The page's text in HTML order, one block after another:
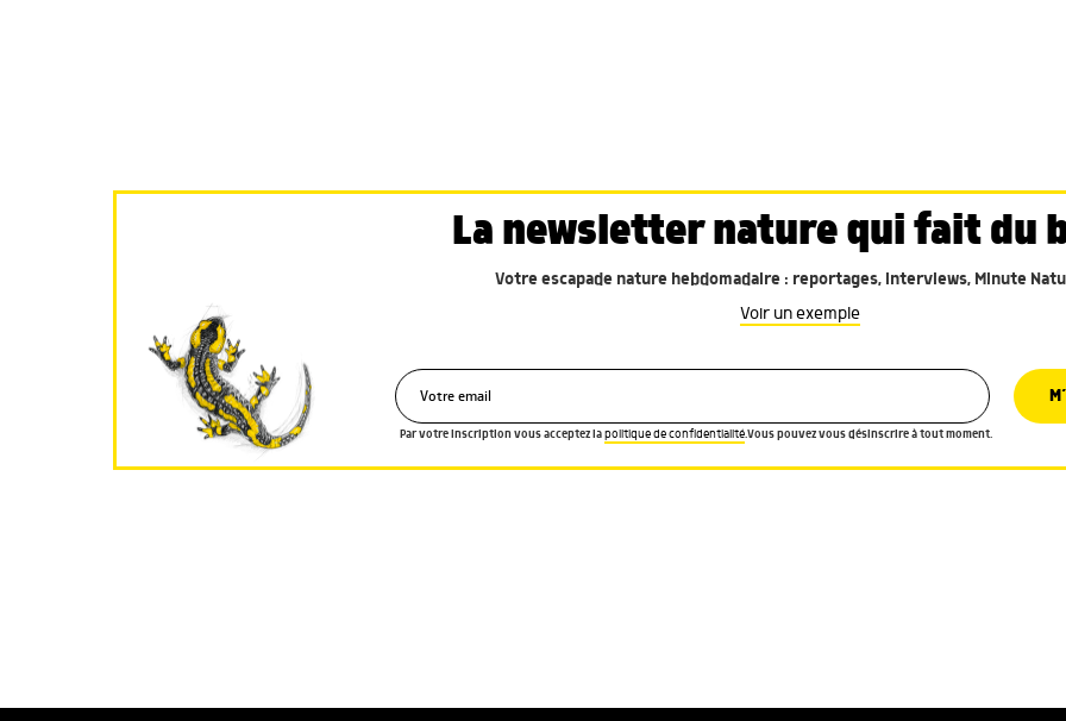
La newsletter nature qui fait du
Votre escapade nature hebdomadaire : reportages, interviews, Minute
Voir un exemple
Par votre inscription vous acceptez lapolitique de confidentialité.Vous pouvez vous désinscrire à tout moment.